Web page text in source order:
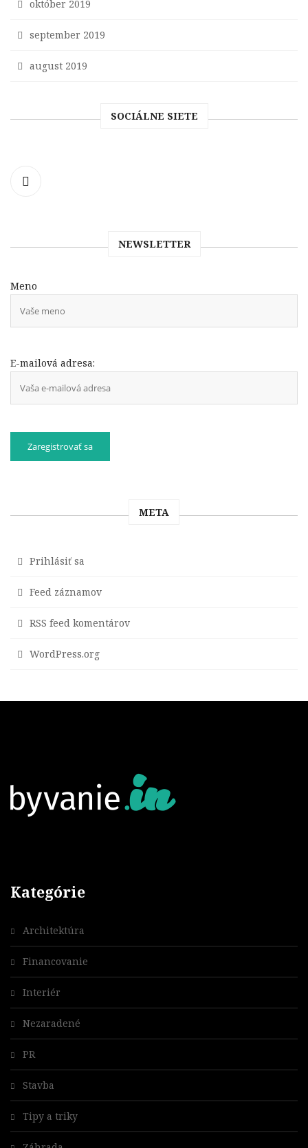
október 2019
september 2019
august 2019
SOCIÁLNE SIETE
NEWSLETTER
Meno
E-mailová adresa:
META
Prihlásiť sa
Feed záznamov
RSS feed komentárov
WordPress.org
Kategórie
Architektúra
Financovanie
Interiér
Nezaradené
PR
Stavba
Tipy a triky